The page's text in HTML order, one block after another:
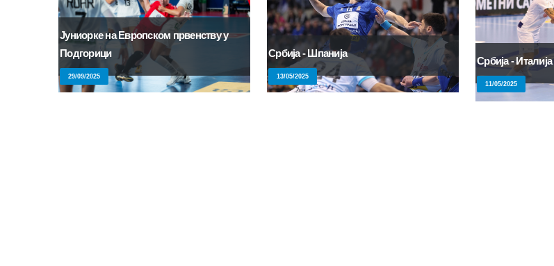
Јуниорке на Европском првенству у
Подгорици
29/09/2025
Србија - Шпанија
13/05/2025
Србија - Италија
11/05/2025